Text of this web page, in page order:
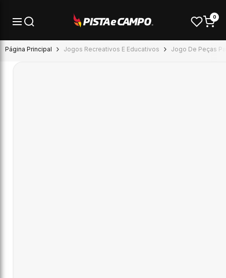
0
Página Principal Jogos Recreativos E Educativos Jogo De Peças